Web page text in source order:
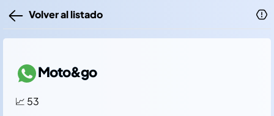
Volver al listado
Moto&go
📈 53